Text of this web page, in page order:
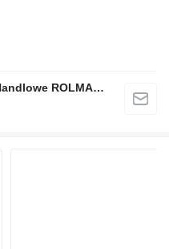
Przedsiębiorstwo Produkcyjno-Handlowe ROLMAPOL Marcin Dziekan